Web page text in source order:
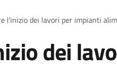
l'inizio dei lavori per impianti
dei